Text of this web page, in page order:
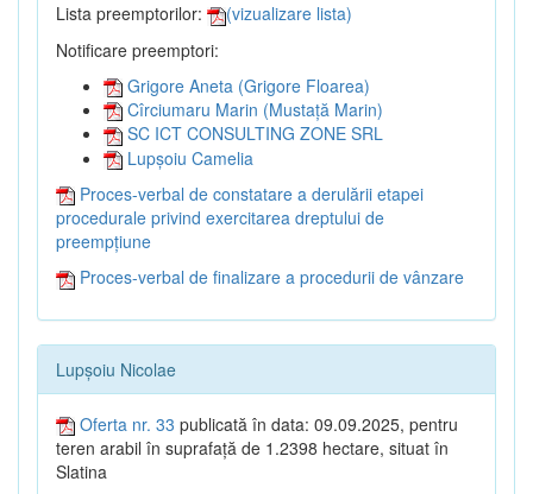
Lista preemptorilor:
(vizualizare lista)
Notificare preemptori:
Grigore Aneta (Grigore Floarea)
Cîrciumaru Marin (Mustață Marin)
SC ICT CONSULTING ZONE SRL
Lupșoiu Camelia
Proces-verbal de constatare a derulării etapei
procedurale privind exercitarea dreptului de
preempțiune
Proces-verbal de finalizare a procedurii de vânzare
Lupșoiu Nicolae
Oferta nr. 33 publicată în data: 09.09.2025, pentru
teren arabil în suprafață de 1.2398 hectare, situat în
Slatina